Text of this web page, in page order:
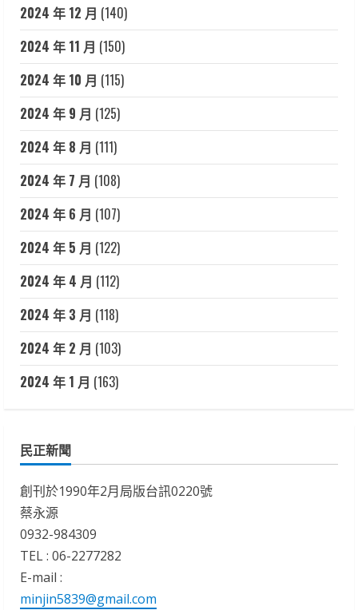
2024 年 12 月 (140)
2024 年 11 月 (150)
2024 年 10 月 (115)
2024 年 9 月 (125)
2024 年 8 月 (111)
2024 年 7 月 (108)
2024 年 6 月 (107)
2024 年 5 月 (122)
2024 年 4 月 (112)
2024 年 3 月 (118)
2024 年 2 月 (103)
2024 年 1 月 (163)
民正新聞
創刊於1990年2月局版台訊0220號
蔡永源
0932-984309
TEL : 06-2277282
E-mail :
minjin5839@gmail.com